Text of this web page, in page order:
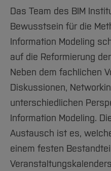
Das Team des BIM
Bewusstsein für die
Information Modeling
auf die Reformierung
Neben dem fachlichen
Diskussionen,
unterschiedlichen
Information Modeling.
Austausch ist es,
einem festen